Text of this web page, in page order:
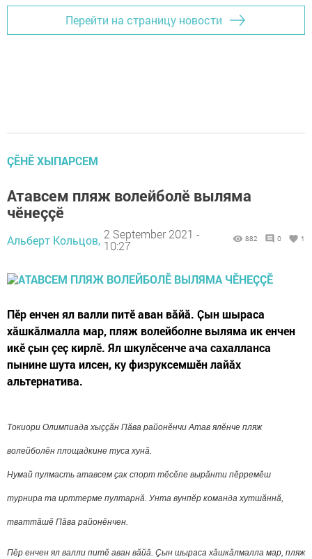
Перейти на страницу новости
ÇӖНӖ ХЫПАРСЕМ
Атавсем пляж волейболӗ выляма
чӗнеççӗ
Альберт Кольцов, 2 September 2021 -
10:27
882 0 1
Пӗр енчен ял валли питӗ аван вăйă. Ҫын шыраса
хӑшкӑлмалла мар, пляж волейболне выляма ик енчен
икӗ ҫын ҫеҫ кирлӗ. Ял шкулӗсенче ача сахалланса
пынине шута илсен, ку физруксемшӗн лайӑх
альтернатива.
Токиори Олимпиада хыҫҫӑн Пӑва районӗнчи Атав ялӗнче пляж
волейболӗн площадкине туса хунӑ.
Нумай пулмасть атавсем ҫак спорт тӗсӗпе вырӑнти пӗрремӗш
турнира та ирттерме пултарнӑ. Унта вунпӗр команда хутшӑннӑ
тваттăшӗ Пăва районӗнчен
Пӗр енчен ял валли питӗ аван вăйă. Ҫын шыраса хӑшкӑлмалла мар, пляж